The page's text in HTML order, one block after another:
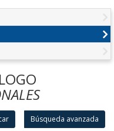
Búsqueda avanzada